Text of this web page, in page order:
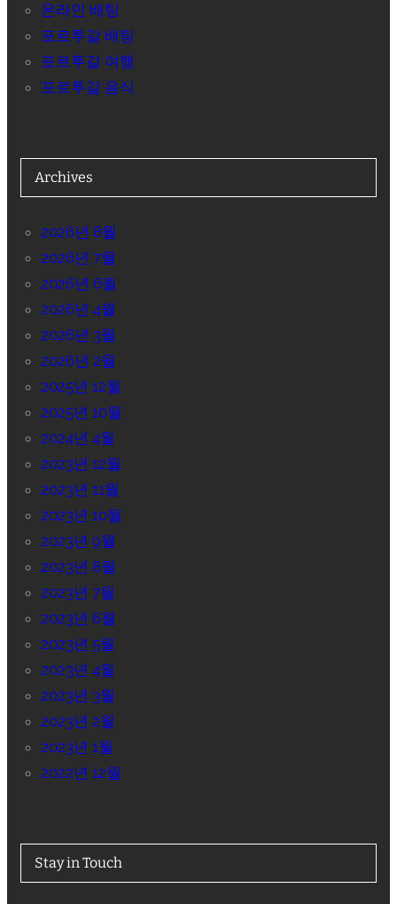
온라인 배팅
포르투갈 배팅
포르투갈 여행
포르투갈 음식
Archives
2026년 8월
2026년 7월
2026년 6월
2026년 4월
2026년 3월
2026년 2월
2025년 12월
2025년 10월
2024년 4월
2023년 12월
2023년 11월
2023년 10월
2023년 9월
2023년 8월
2023년 7월
2023년 6월
2023년 5월
2023년 4월
2023년 3월
2023년 2월
2023년 1월
2022년 12월
Stay in Touch